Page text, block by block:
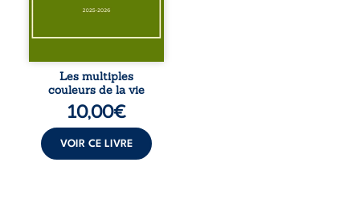
pour en retrouver
Entre souvenirs,
désillusions, Les
multiples couleurs
de la vie explore la
force des liens, le
poids des non-dits
et la ...
Les multiples
couleurs de la vie
10,00€
VOIR CE LIVRE